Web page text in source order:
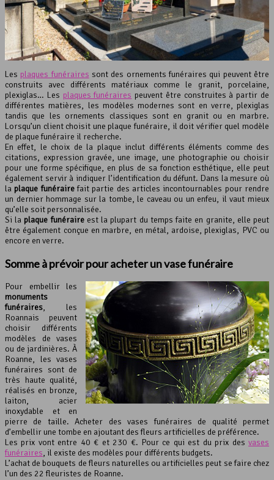
Les plaques funéraires sont des ornements funéraires qui peuvent être
construits avec différents matériaux comme le granit, porcelaine,
plexiglas… Les plaques funéraires peuvent être construites à partir de
différentes matières, les modèles modernes sont en verre, plexiglas
tandis que les ornements classiques sont en granit ou en marbre.
Lorsqu’un client choisit une plaque funéraire, il doit vérifier quel modèle
de plaque funéraire il recherche.
En effet, le choix de la plaque inclut différents éléments comme des
citations, expression gravée, une image, une photographie ou choisir
pour une forme spécifique, en plus de sa fonction esthétique, elle peut
également servir à indiquer l’identification du défunt. Dans la mesure où
la plaque funérairefait partie des articles incontournables pour rendre
un dernier hommage sur la tombe, le caveau ou un enfeu, il vaut mieux
qu’elle soit personnalisée.
Si la plaque funéraireest la plupart du temps faite en granite, elle peut
être également conçue en marbre, en métal, ardoise, plexiglas, PVC ou
encore en verre.
Sommeà prévoir pour acheter un vase funéraire
Pour embellir les
monuments
funéraires, les
Roannais peuvent
choisir différents
modèles de vases
ou de jardinières. À
Roanne, les vases
funéraires sont de
très haute qualité,
réalisés en bronze,
laiton, acier
inoxydable et en
pierre de taille. Acheter des vases funéraires de qualité permet
d’embellir une tombe en ajoutant des fleurs artificielles de préférence.
Les prix vont entre 40 € et 230 €. Pour ce qui est du prix des vases
funéraires, il existe des modèles pour différents budgets.
L’achat de bouquets de fleurs naturelles ou artificielles peut se faire chez
l’un des 22 fleuristes de Roanne.